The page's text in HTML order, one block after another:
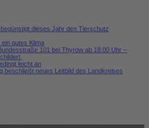
dieses Jahr den Tierschutz
gutes Klima
101 bei Thyrow ab 18:00 Uhr –
leicht an
beschließt neues Leitbild des Landkreises